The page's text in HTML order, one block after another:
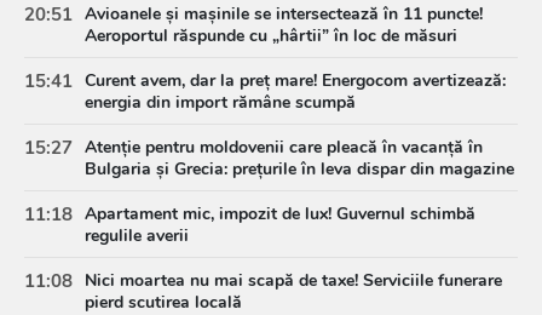
20:51 Avioanele și mașinile se intersectează în 11 puncte!
Aeroportul răspunde cu „hârtii” în loc de măsuri
15:41 Curent avem, dar la preț mare! Energocom avertizează:
energia din import rămâne scumpă
15:27 Atenție pentru moldovenii care pleacă în vacanță în
Bulgaria și Grecia: prețurile în leva dispar din magazine
11:18 Apartament mic, impozit de lux! Guvernul schimbă
regulile averii
11:08 Nici moartea nu mai scapă de taxe! Serviciile funerare
pierd scutirea locală